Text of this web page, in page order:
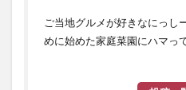
ご当地グルメが好きなにっし
めに始めた家庭菜園にハマっ